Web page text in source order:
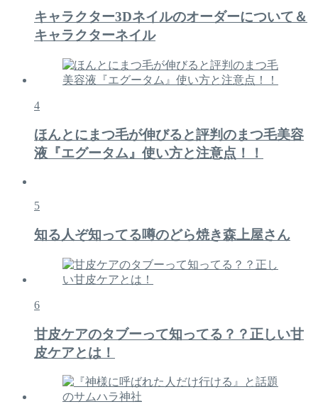
キャラクター3Dネイルのオーダーについて＆
キャラクターネイル
4
ほんとにまつ毛が伸びると評判のまつ毛美容
液『エグータム』使い方と注意点！！
5
知る人ぞ知ってる噂のどら焼き森上屋さん
6
甘皮ケアのタブーって知ってる？？正しい甘
皮ケアとは！